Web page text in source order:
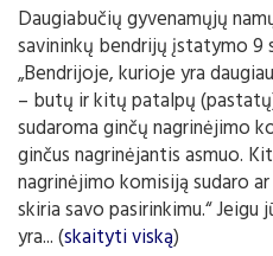
Daugiabučių gyvenamųjų
savininkų bendrijų įstatymo 9
„Bendrijoje, kurioje yra
– butų ir kitų patalpų
sudaroma ginčų nagrinėjimo
ginčus nagrinėjantis asmuo.
nagrinėjimo komisiją sudaro
skiria savo pasirinkimu.“
yra... (skaityti viską)